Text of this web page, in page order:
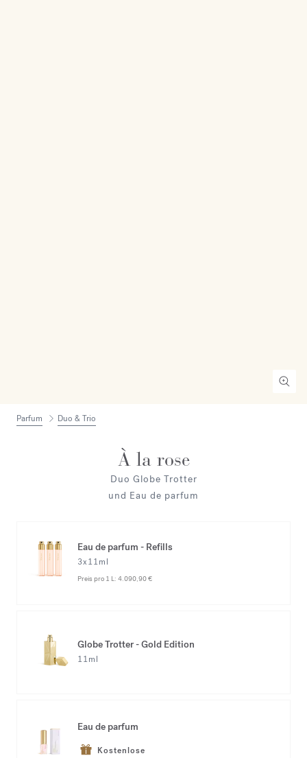
Parfum Duo & Trio
À la rose
Duo Globe Trotter
und Eau de parfum
Eau de parfum - Refills
3x11ml
Preis pro 1 L: 4.090,90 €
Globe Trotter - Gold Edition
11ml
Eau de parfum
Kostenlose